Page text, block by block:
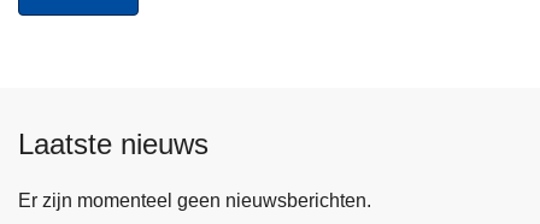
Laatste nieuws
Er zijn momenteel geen nieuwsberichten.